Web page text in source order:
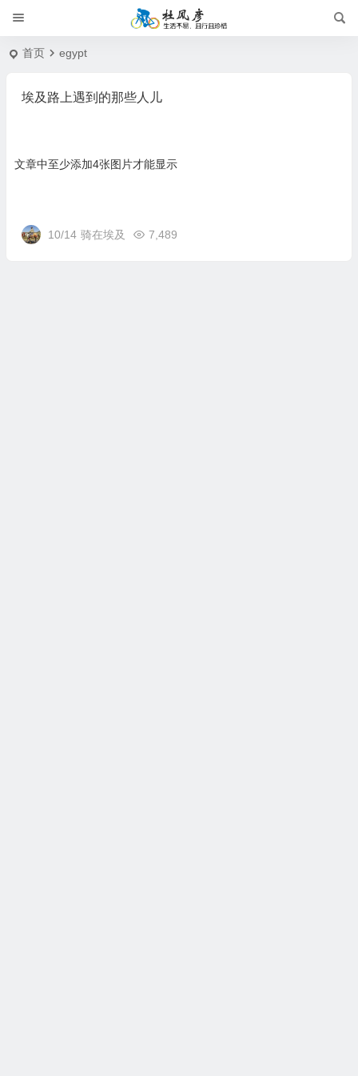
首页 egypt
埃及路上遇到的那些人儿
文章中至少添加4张图片才能显示
10/14 骑在埃及 7,489